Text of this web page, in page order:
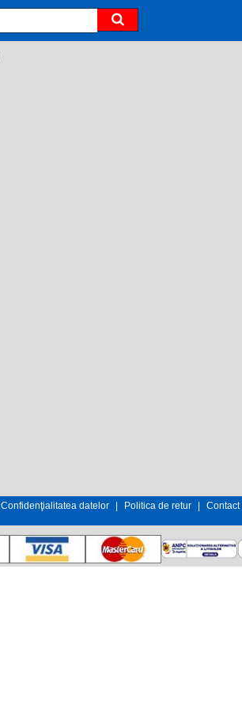
Confidenţialitatea datelor Politica de retur Contact